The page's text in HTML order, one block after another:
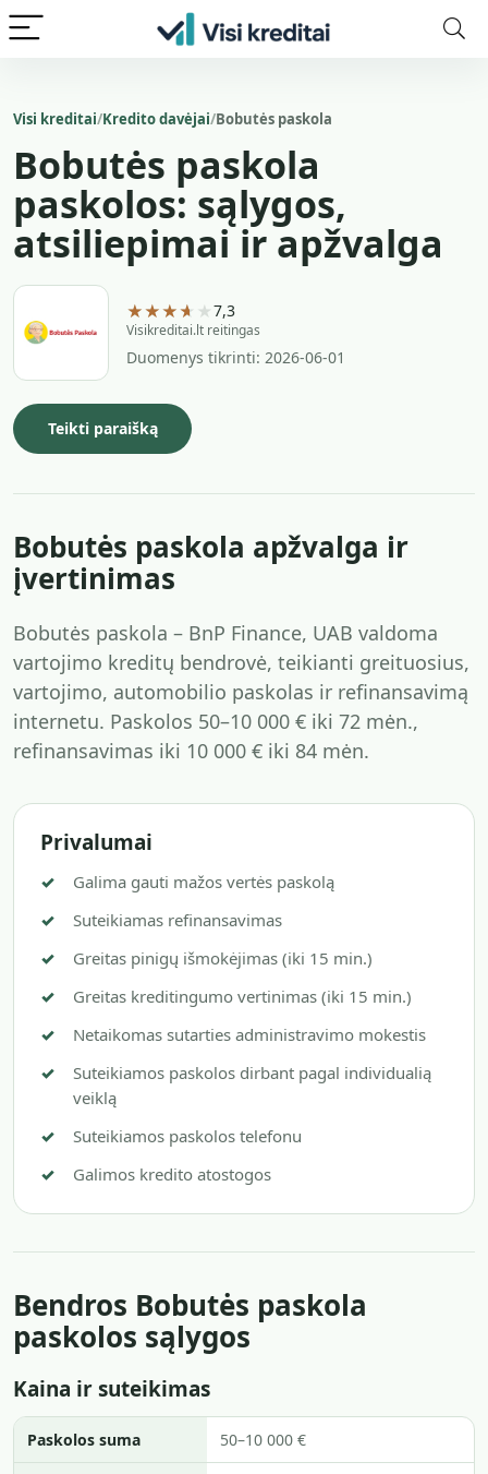
Visi kreditai Kredito davėjai Bobutės paskola
Bobutės paskola
paskolos: sąlygos,
atsiliepimai ir apžvalga
★★★★★7,3
Visikreditai.lt reitingas
Duomenys tikrinti: 2026-06-01
Teikti paraišką
Bobutės paskola apžvalga ir
įvertinimas
Bobutės paskola – BnP Finance, UAB valdoma
vartojimo kreditų bendrovė, teikianti greituosius,
vartojimo, automobilio paskolas ir refinansavimą
internetu. Paskolos 50–10 000 € iki 72 mėn.,
refinansavimas iki 10 000 € iki 84 mėn.
Privalumai
Galima gauti mažos vertės paskolą
Suteikiamas refinansavimas
Greitas pinigų išmokėjimas (iki 15 min.)
Greitas kreditingumo vertinimas (iki 15 min.)
Netaikomas sutarties administravimo mokestis
Suteikiamos paskolos dirbant pagal individualią
veiklą
Suteikiamos paskolos telefonu
Galimos kredito atostogos
Bendros Bobutės paskola
paskolos sąlygos
Kaina ir suteikimas
Paskolos suma 50–10 000 €